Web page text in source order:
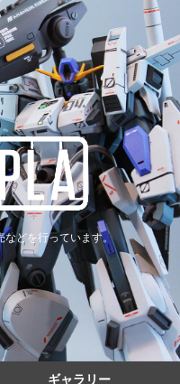
などを行っています。
ギャラリー